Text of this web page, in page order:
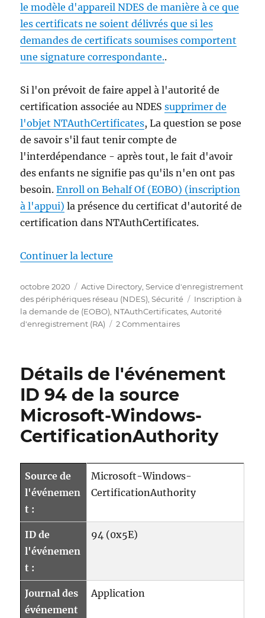
le modèle d'appareil NDES de manière à ce que
les certificats ne soient délivrés que si les
demandes de certificats soumises comportent
une signature correspondante..
Si l'on prévoit de faire appel à l'autorité de
certification associée au NDESsupprimer de
l'objet NTAuthCertificates, La question se pose
de savoir s'il faut tenir compte de
l'interdépendance - après tout, le fait d'avoir
des enfants ne signifie pas qu'ils n'en ont pas
besoin.Enroll on Behalf Of (EOBO) (inscription
à l'appui) la présence du certificat d'autorité de
certification dans NTAuthCertificates.
Continuer la lecture
Publié
le
octobre 2020 Catégories
Active Directory ,Service d'enregistrement
des périphériques réseau (NDES) ,Sécurité Étiquettes
Inscription à
la demande de (EOBO) NTAuthCertificates ,Autorité
d'enregistrement (RA)
2 Commentairessur
Abhängigkeit
für
Netzwerkgeräte
(NDES)
NTAuthCertificates
Détails de l'événement
ID 94 de la source
Microsoft-Windows-
CertificationAuthority
Source de
l'événemen
t :
Microsoft-Windows-
CertificationAuthority
ID de
l'événemen
t :
94 (0x5E)
Journal des
événement
Application